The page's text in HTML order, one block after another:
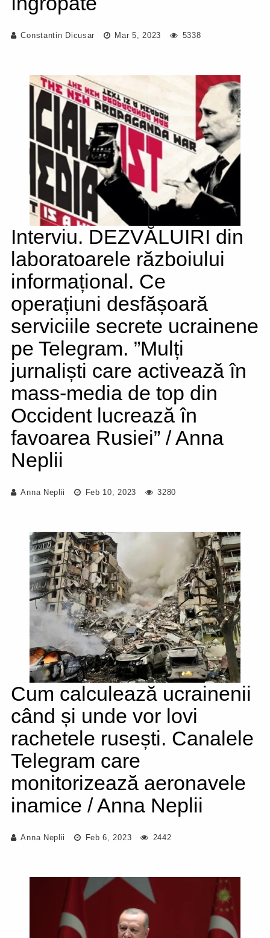
Constantin Dicusar Mar 5, 2023 5338
Interviu. DEZVĂLUIRI din
laboratoarele războiului
informațional. Ce
operațiuni desfășoară
serviciile secrete ucrainene
pe Telegram. ”Mulți
jurnaliști care activează în
mass-media de top din
Occident lucrează în
favoarea Rusiei” / Anna
Neplii
Anna Neplii Feb 10, 2023 3280
Cum calculează ucrainenii
când și unde vor lovi
rachetele rusești. Canalele
Telegram care
monitorizează aeronavele
inamice / Anna Neplii
Anna Neplii Feb 6, 2023 2442